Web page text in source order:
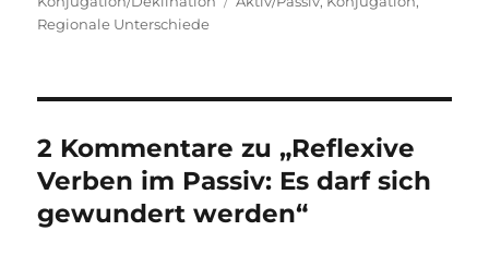
Regionale Unterschiede
2 Kommentare zu „Reflexive
Verben im Passiv: Es darf sich
gewundert werden“